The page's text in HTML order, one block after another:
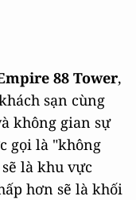
88 Tower,
sạn cùng
không gian sự
gọi là "không
là khu vực
hơn sẽ là khối